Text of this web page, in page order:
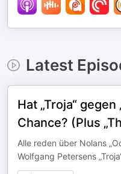
Latest
Hat „Troja“
Chance? (Plus
Alle reden über Nolans
Wolfgang Petersens